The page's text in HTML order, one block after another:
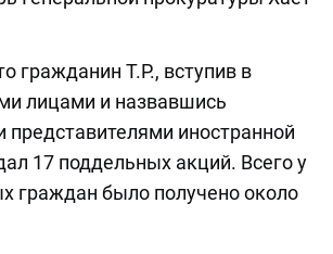
гражданин Т.Р., вступив в
лицами и назвавшись
иностранной
17 поддельных акций. Всего у
граждан было получено около